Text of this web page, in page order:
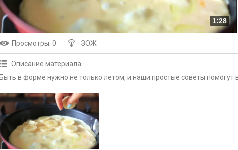
1:28
Просмотры: 0 ЗОЖ
Описание материала:
Быть в форме нужно не только летом, и наши простые советы помогут